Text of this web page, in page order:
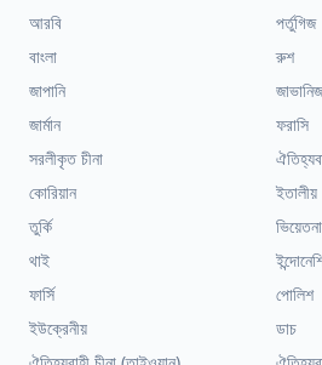
আরবি
পর্তুগিজ
বাংলা
রুশ
জাপানি
জাভানিজ
জার্মান
ফরাসি
সরলীকৃত চীনা
কোরিয়ান
ইতালীয়
তুর্কি
থাই
ফার্সি
পোলিশ
ইউক্রেনীয়
ডাচ